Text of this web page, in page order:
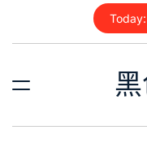
content
Today: